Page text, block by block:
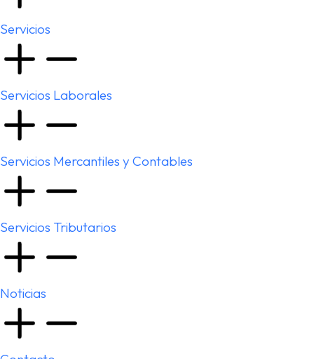
Servicios
Servicios Laborales
Servicios Mercantiles y Contables
Servicios Tributarios
Noticias